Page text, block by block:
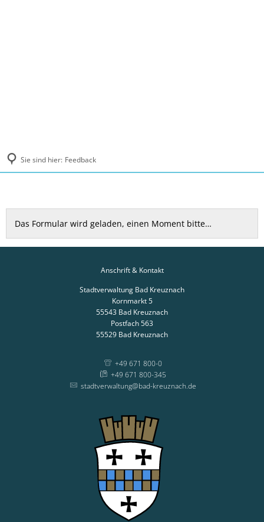
Sie sind hier: Feedback
Feedback
Das Formular wird geladen, einen Moment bitte…
Anschrift & Kontakt
Stadtverwaltung Bad Kreuznach
Kornmarkt 5
55543 Bad Kreuznach
Postfach 563
55529 Bad Kreuznach
+49 671 800-0
+49 671 800-345
stadtverwaltung@bad-kreuznach.de